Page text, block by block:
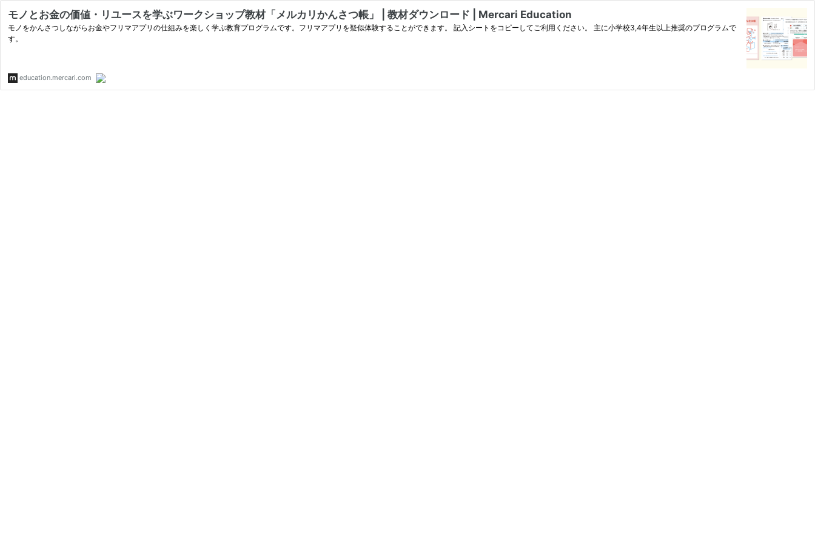
モノとお金の価値・リユースを学ぶワークショップ教材「メルカリかんさつ帳」 | 教材ダウンロード | Mercari Education
モノをかんさつしながらお金やフリマアプリの仕組みを楽しく学ぶ教育プログラムです。フリマアプリを疑似体験することができます。 記入シートをコピーしてご利用ください。 主に小学校3,4年生以上推奨のプログラムで
す。
education.mercari.com